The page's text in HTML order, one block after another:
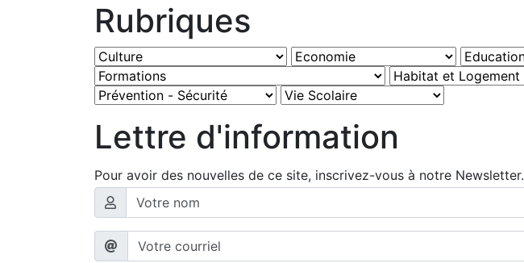
Rubriques
Lettre d'information
Pour avoir des nouvelles de ce site, inscrivez-vous à notre Newsletter.